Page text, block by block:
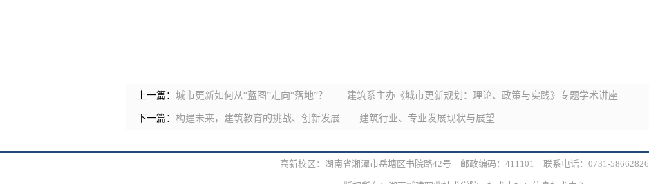
上一篇： 城市更新如何从“蓝图”走向“落地”？——建筑系主办《城市更新规划：理论、政策与实践》专题学术讲座
下一篇： 构建未来，建筑教育的挑战、创新发展——建筑行业、专业发展现状与展望
高新校区：湖南省湘潭市岳塘区书院路42号 邮政编码：411101 联系电话：0731-58662826